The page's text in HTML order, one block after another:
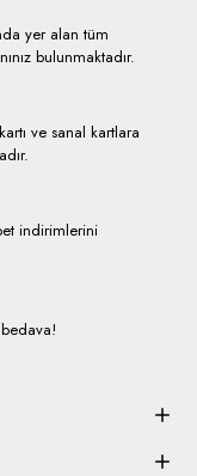
yer alan tüm
bulunmaktadır.
ve sanal kartlara
indirimlerini